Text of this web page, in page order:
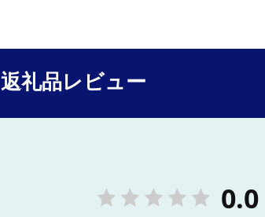
返礼品レビュー
0.0